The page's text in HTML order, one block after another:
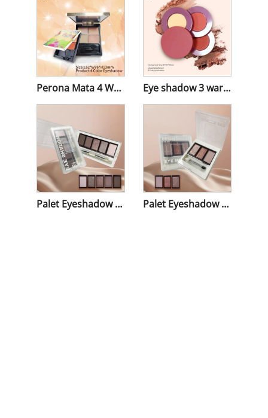
Perona Mata 4 Warna Eye shadow 3 warna
Palet Eyeshadow 5 Warna Palet Eyeshadow 3 Warna